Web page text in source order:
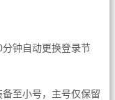
钟自动更换登录节
至小号，主号仅保留